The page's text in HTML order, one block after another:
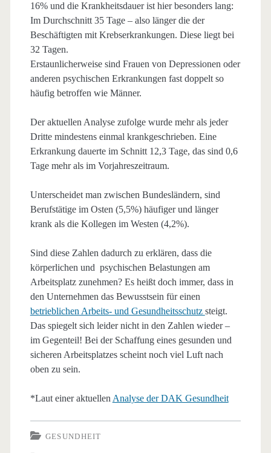
16% und die Krankheitsdauer ist hier besonders lang:
Im Durchschnitt 35 Tage – also länger die der
Beschäftigten mit Krebserkrankungen. Diese liegt bei
32 Tagen.
Erstaunlicherweise sind Frauen von Depressionen oder
anderen psychischen Erkrankungen fast doppelt so
häufig betroffen wie Männer.
Der aktuellen Analyse zufolge wurde mehr als jeder
Dritte mindestens einmal krankgeschrieben. Eine
Erkrankung dauerte im Schnitt 12,3 Tage, das sind 0,6
Tage mehr als im Vorjahreszeitraum.
Unterscheidet man zwischen Bundesländern, sind
Berufstätige im Osten (5,5%) häufiger und länger
krank als die Kollegen im Westen (4,2%).
Sind diese Zahlen dadurch zu erklären, dass die
körperlichen und psychischen Belastungen am
Arbeitsplatz zunehmen? Es heißt doch immer, dass in
den Unternehmen das Bewusstsein für einen
betrieblichen Arbeits- und Gesundheitsschutz steigt.
Das spiegelt sich leider nicht in den Zahlen wieder –
im Gegenteil! Bei der Schaffung eines gesunden und
sicheren Arbeitsplatzes scheint noch viel Luft nach
oben zu sein.
*Laut einer aktuellen Analyse der DAK Gesundheit
GESUNDHEIT